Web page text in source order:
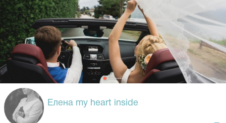
Елена my heart inside